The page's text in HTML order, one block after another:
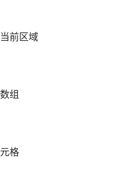
前区域
组
格